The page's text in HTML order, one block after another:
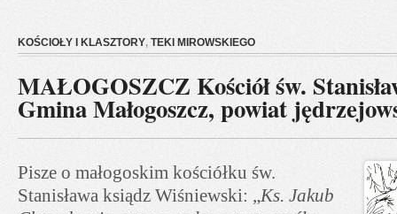
KOŚCIOŁY I KLASZTORY, TEKI MIROWSKIEGO
MAŁOGOSZCZ Kościół św.
Gmina Małogoszcz, powiat
Pisze o małogoskim kościółku św.
Stanisława ksiądz Wiśniewski: „Ks. Jakub